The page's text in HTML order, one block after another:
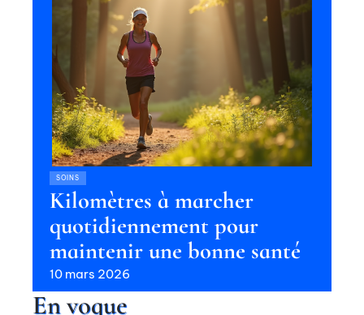
SOINS
Kilomètres à marcher
quotidiennement pour
maintenir une bonne santé
10 mars 2026
En vogue